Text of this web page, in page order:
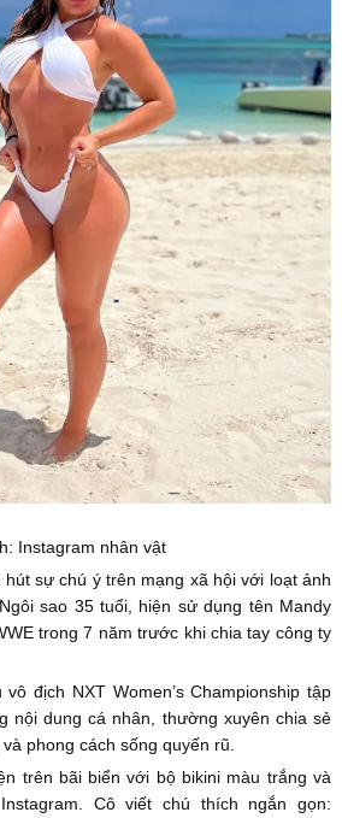
Instagram nhân vật
sự chú ý trên mạng xã hội với loạt ảnh
sao 35 tuổi, hiện sử dụng tên Mandy
trong 7 năm trước khi chia tay công ty
địch NXT Women’s Championship tập
nội dung cá nhân, thường xuyên chia sẻ
phong cách sống quyến rũ.
trên bãi biển với bộ bikini màu trắng và
Cô viết chú thích ngắn gọn: